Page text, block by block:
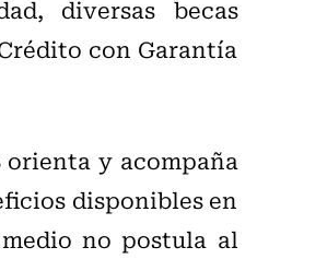
diversas becas
con Garantía
orienta y acompaña
disponibles en
no postula al